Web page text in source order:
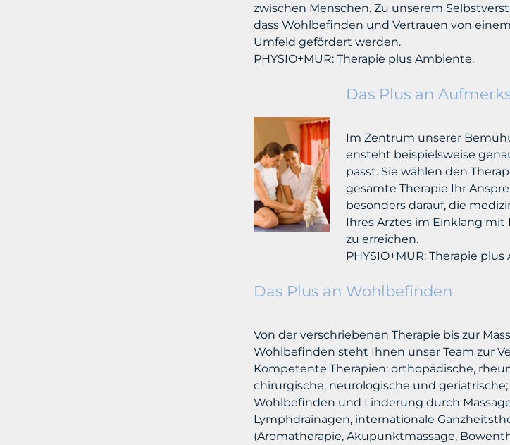
zwischen Menschen. Zu unserem
dass Wohlbefinden und Vertrauen von
Umfeld gefördert werden.
PHYSIO+MUR: Therapie plus Ambiente.
Das Plus an
Im Zentrum unserer
ensteht beispielsweise
passt. Sie wählen den
gesamte Therapie Ihr
besonders darauf, die
Ihres Arztes im Einklang
zu erreichen.
PHYSIO+MUR: Therapie
Das Plus an Wohlbefinden
Von der verschriebenen Therapie bis zur
Wohlbefinden steht Ihnen unser Team zur
Kompetente Therapien: orthopädische,
chirurgische, neurologische und geriatrische;
Wohlbefinden und Linderung durch
Lymphdrainagen, internationale
(Aromatherapie, Akupunktmassage,